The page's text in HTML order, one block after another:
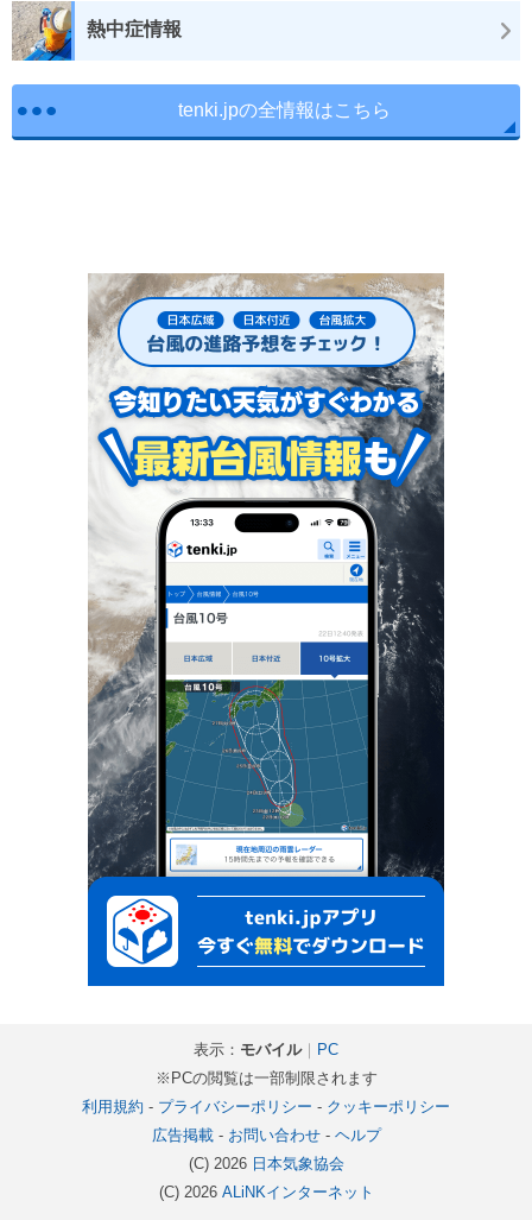
熱中症情報
tenki.jpの全情報はこちら
表示： モバイル｜
PC
※PCの閲覧は一部制限されます
利用規約 - プライバシーポリシー - クッキーポリシー
広告掲載- お問い合わせ- ヘルプ
(C) 2026 日本気象協会
(C) 2026 ALiNKインターネット